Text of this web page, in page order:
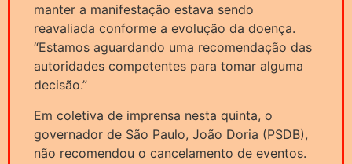
manter a manifestação estava sendo
reavaliada conforme a evolução da doença.
“Estamos aguardando uma recomendação das
autoridades competentes para tomar alguma
decisão.”
Em coletiva de imprensa nesta quinta, o
governador de São Paulo, João Doria (PSDB),
não recomendou o cancelamento de eventos.